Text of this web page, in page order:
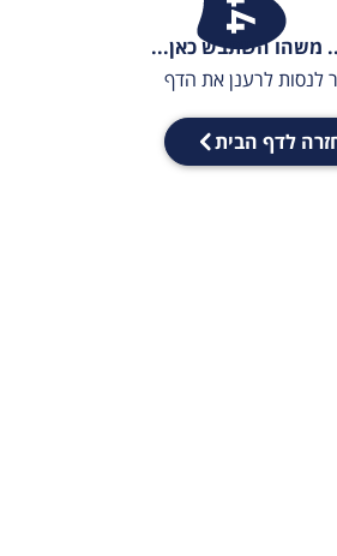
משהו השתבש כאן...
לנסות לרענן את הדף
לדף הבית